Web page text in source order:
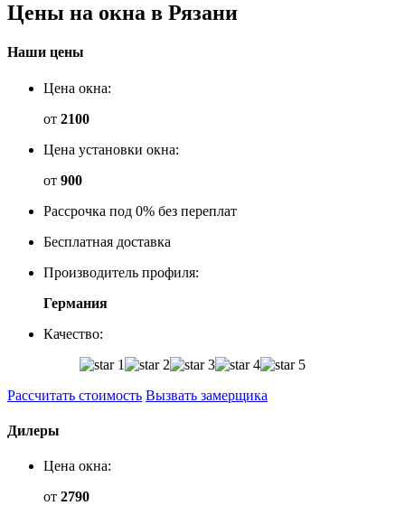
Цены на окна в Рязани
Наши цены
Цена окна:
от 2100
Цена установки окна:
от 900
Рассрочка под 0% без переплат
Бесплатная доставка
Производитель профиля:
Германия
Качество:
Рассчитать стоимость Вызвать замерщика
Дилеры
Цена окна:
от 2790